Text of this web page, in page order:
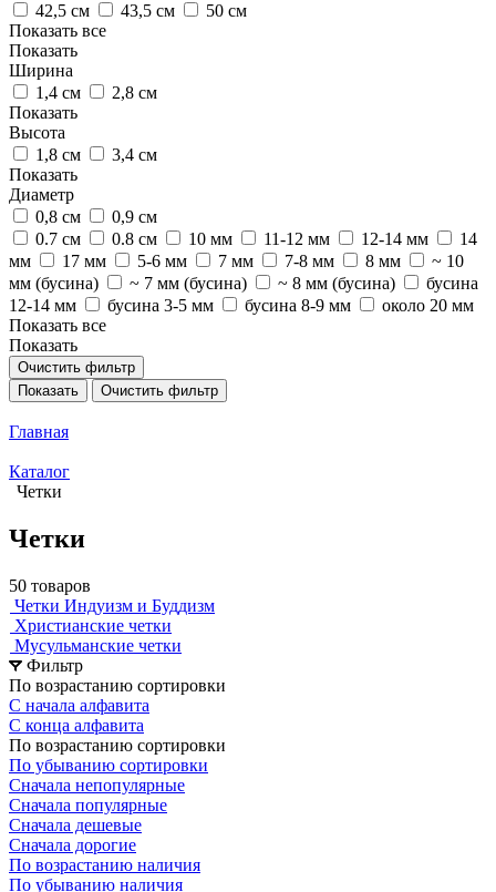
42,5 см
43,5 см
50 см
Показать все
Показать
Ширина
1,4 см
2,8 см
Показать
Высота
1,8 см
3,4 см
Показать
Диаметр
0,8 см
0,9 см
0.7 см
0.8 см 10 мм 11-12 мм 12-14 мм
14
мм
17 мм 5-6 мм 7 мм 7-8 мм 8 мм
~ 10
мм (бусина)
~ 7 мм (бусина) ~ 8 мм (бусина)
бусина
12-14 мм
бусина 3-5 мм бусина 8-9 мм
около 20 мм
Показать все
Показать
Очистить фильтр
Показать
Очистить фильтр
Главная
Каталог
Четки
Четки
50 товаров
Четки Индуизм и Буддизм
Христианские четки
Мусульманские четки
Фильтр
По возрастанию сортировки
С начала алфавита
С конца алфавита
По возрастанию сортировки
По убыванию сортировки
Сначала непопулярные
Сначала популярные
Сначала дешевые
Сначала дорогие
По возрастанию наличия
По убыванию наличия